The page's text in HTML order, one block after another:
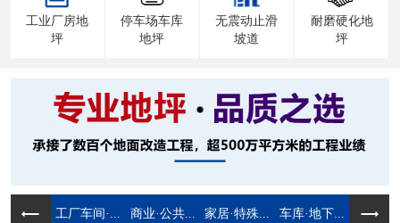
工业厂房地
坪
停车场车库
地坪
无震动止滑
坡道
耐磨硬化地
坪
工厂车间·... 商业·公共... 家居·特殊... 车库·地下...